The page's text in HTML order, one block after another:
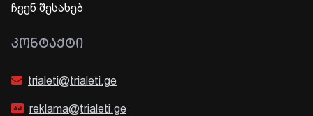
ჩვენ შესახებ
ᲙᲝᲜᲢᲐᲥᲢᲘ
trialeti@trialeti.ge
reklama@trialeti.ge